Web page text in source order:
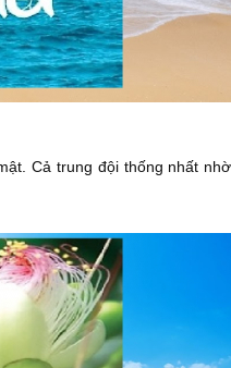
Cả trung đội thống nhất